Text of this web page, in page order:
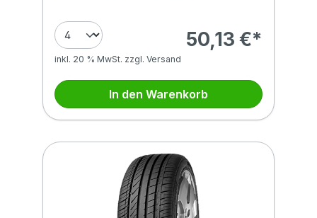
50,13 €*
inkl. 20 % MwSt. zzgl. Versand
In den Warenkorb